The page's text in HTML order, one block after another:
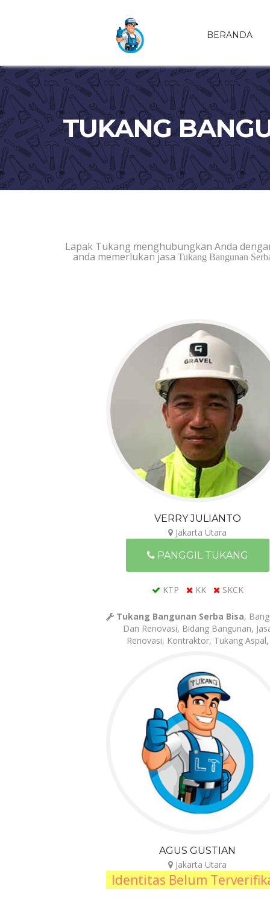
BERANDA
TUKANG
Lapak Tukang menghubungkan Anda
anda memerlukan jasa Tukang Bangunan
VERRY JULIANTO
Jakarta Utara
PANGGIL TUKANG
KTP KK SKCK
Tukang Bangunan Serba Bisa,
Dan Renovasi, Bidang Bangunan,
Renovasi, Kontraktor, Tukang Aspal,
AGUS GUSTIAN
Jakarta Utara
Identitas Belum